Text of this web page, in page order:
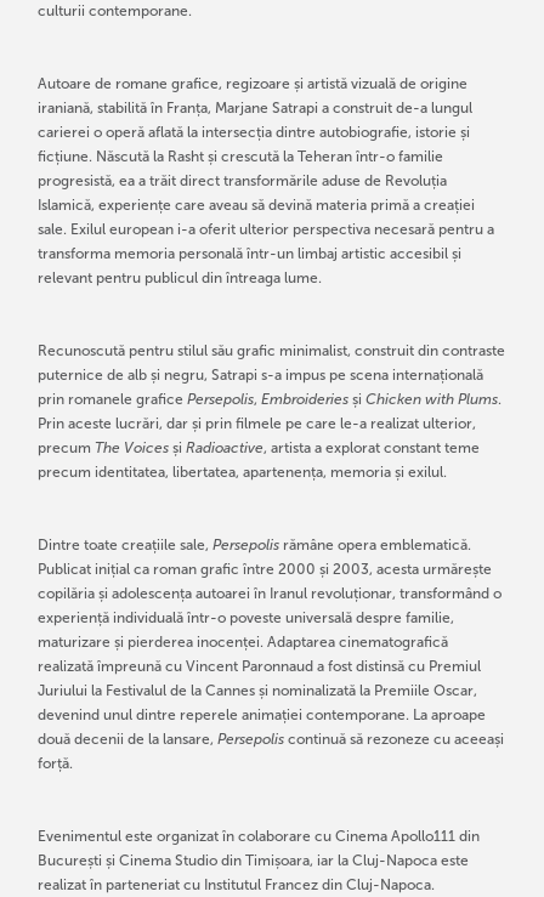
culturii contemporane.
Autoare de romane grafice, regizoare și artistă vizuală de origine
iraniană, stabilită în Franța, Marjane Satrapi a construit de-a lungul
carierei o operă aflată la intersecția dintre autobiografie, istorie și
ficțiune. Născută la Rasht și crescută la Teheran într-o familie
progresistă, ea a trăit direct transformările aduse de Revoluția
Islamică, experiențe care aveau să devină materia primă a creației
sale. Exilul european i-a oferit ulterior perspectiva necesară pentru a
transforma memoria personală într-un limbaj artistic accesibil și
relevant pentru publicul din întreaga lume.
Recunoscută pentru stilul său grafic minimalist, construit din contraste
puternice de alb și negru, Satrapi s-a impus pe scena internațională
prin romanele graficePersepolis,Embroideries șiChicken with Plums.
Prin aceste lucrări, dar și prin filmele pe care le-a realizat ulterior,
precum The Voices șiRadioactive, artista a explorat constant teme
precum identitatea, libertatea, apartenența, memoria și exilul.
Dintre toate creațiile sale,Persepolis rămâne opera emblematică.
Publicat inițial ca roman grafic între 2000 și 2003, acesta urmărește
copilăria și adolescența autoarei în Iranul revoluționar, transformând o
experiență individuală într-o poveste universală despre familie,
maturizare și pierderea inocenței. Adaptarea cinematografică
realizată împreună cu Vincent Paronnaud a fost distinsă cu Premiul
Juriului la Festivalul de la Cannes și nominalizată la Premiile Oscar,
devenind unul dintre reperele animației contemporane. La aproape
două decenii de la lansare,Persepolis continuă să rezoneze cu aceeași
forță.
Evenimentul este organizat în colaborare cu Cinema Apollo111 din
București și Cinema Studio din Timișoara, iar la Cluj-Napoca este
realizat în parteneriat cu Institutul Francez din Cluj-Napoca.